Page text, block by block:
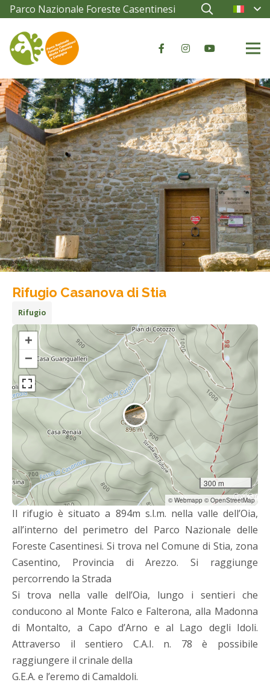
Parco Nazionale Foreste Casentinesi
Rifugio Casanova di Stia
Rifugio
+
−
300 m
© Webmapp © OpenStreetMap
Il rifugio è situato a 894m s.l.m. nella valle dell’Oia,
all’interno del perimetro del Parco Nazionale delle
Foreste Casentinesi. Si trova nel Comune di Stia, zona
Casentino, Provincia di Arezzo. Si raggiunge
percorrendo la Strada
Si trova nella valle dell’Oia, lungo i sentieri che
conducono al Monte Falco e Falterona, alla Madonna
di Montalto, a Capo d’Arno e al Lago degli Idoli.
Attraverso il sentiero C.A.I. n. 78 è possibile
raggiungere il crinale della
G.E.A. e l’eremo di Camaldoli.